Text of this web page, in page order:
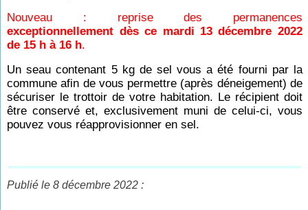
Nouveau : reprise des permanences
exceptionnellement dès ce mardi 13 décembre 2022
de 15 h à 16 h.
Un seau contenant 5 kg de sel vous a été fourni par la
commune afin de vous permettre (après déneigement) de
sécuriser le trottoir de votre habitation. Le récipient doit
être conservé et, exclusivement muni de celui-ci, vous
pouvez vous réapprovisionner en sel.
Publié le 8 décembre 2022 :